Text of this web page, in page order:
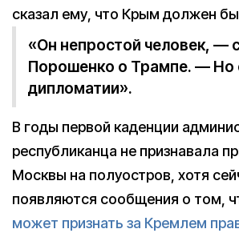
сказал ему, что Крым должен
«Он непростой человек, —
Порошенко о Трампе. — Но
дипломатии».
В годы первой каденции
республиканца не признавала
Москвы на полуостров, хотя
появляются сообщения о том,
может признать за Кремлем